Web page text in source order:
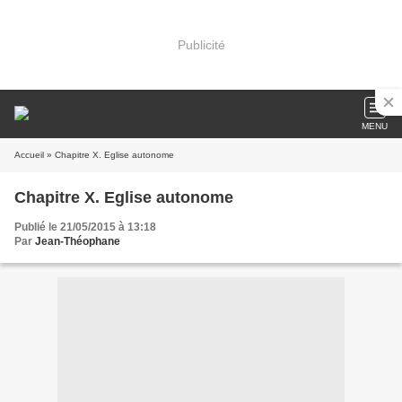
Publicité
MENU
Accueil » Chapitre X. Eglise autonome
Chapitre X. Eglise autonome
Publié le 21/05/2015 à 13:18
Par Jean-Théophane